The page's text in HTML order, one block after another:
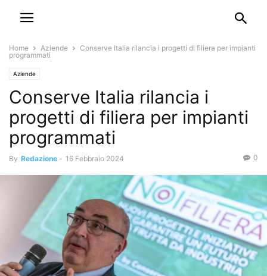
Home Aziende
Conserve Italia rilancia i progetti di filiera per impianti
programmati
Aziende
Conserve Italia rilancia i
progetti di filiera per impianti
programmati
By Redazione - 16 Febbraio 2024 0